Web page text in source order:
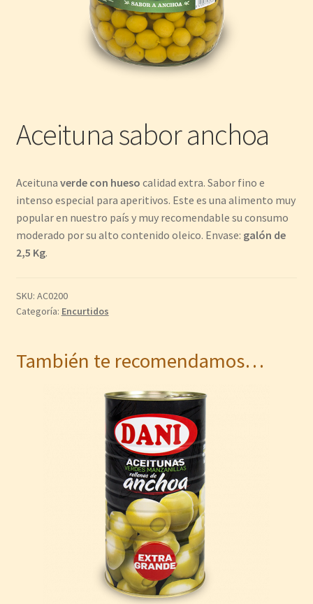
Aceituna sabor anchoa
Aceituna verde con hueso calidad extra. Sabor fino e
intenso especial para aperitivos. Este es una alimento muy
popular en nuestro país y muy recomendable su consumo
moderado por su alto contenido oleico. Envase: galón de
2,5 Kg.
SKU: AC0200
Categoría: Encurtidos
También te recomendamos…